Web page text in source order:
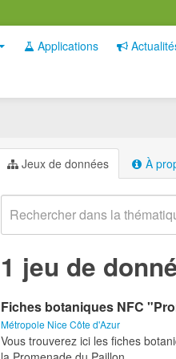
Applications
Jeux de données À
1 jeu de
Fiches botaniques NFC
Métropole Nice Côte d'Azur
Vous trouverez ici les fiches